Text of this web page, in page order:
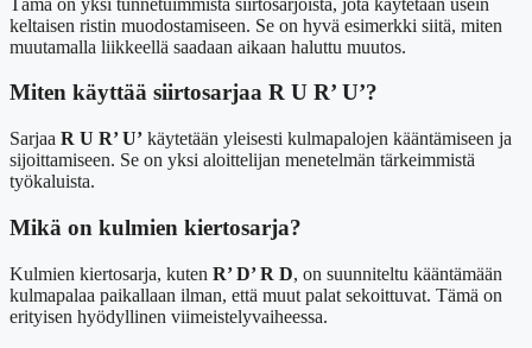
keltaisen ristin muodostamiseen. Se on hyvä esimerkki siitä, miten
muutamalla liikkeellä saadaan aikaan haluttu muutos.
Miten käyttää siirtosarjaa R U R’ U’?
Sarjaa R U R’ U’ käytetään yleisesti kulmapalojen kääntämiseen ja
sijoittamiseen. Se on yksi aloittelijan menetelmän tärkeimmistä
työkaluista.
Mikä on kulmien kiertosarja?
Kulmien kiertosarja, kuten R’ D’ R D, on suunniteltu kääntämään
kulmapalaa paikallaan ilman, että muut palat sekoittuvat. Tämä on
erityisen hyödyllinen viimeistelyvaiheessa.